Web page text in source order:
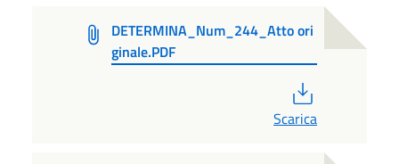
DETERMINA_Num_244_Atto ori
ginale.PDF
Scarica